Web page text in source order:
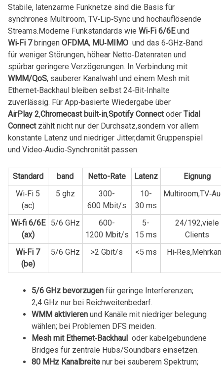
Stabile, latenzarme Funknetze sind ‌die Basis für
synchrones Multiroom, ​TV‑Lip‑Sync ⁣und hochauflösende
Streams.Moderne Funkstandards wie⁢ Wi‑Fi 6/6Eund
Wi‑Fi 7bringen OFDMA, MU‑MIMO‍ und das 6‑GHz‑Band
für‌ weniger Störungen, höhear Netto‑Datenraten und⁤
spürbar​ geringere Verzögerungen.⁢ In Verbindung‌ mit⁢
WMM/QoS, ⁢sauberer Kanalwahl und einem Mesh mit
Ethernet‑Backhaul bleiben⁤ selbst 24‑Bit‑Inhalte​
zuverlässig. Für App‑basierte Wiedergabe ⁤über
AirPlay 2,Chromecast built‑in,Spotify Connectoder Tidal⁣
Connectzählt nicht nur der⁢ Durchsatz,sondern ​vor allem
konstante Latenz und‌ niedriger Jitter,damit Gruppenspiel
und‍ Video‑Audio‑Synchronität passen.
Standard band Netto-Rate Latenz
Eignung
Wi‑Fi 5
(ac)
5 ghz
300-
600 Mbit/s
10-
30 ms
Wi‑fi 6/6E
‌(ax)
5/6 GHz
600-
1200 Mbit/s
5-
15 ms
24/192,viele‌
Clients
Wi‑Fi 7
(be)
5/6 GHz >2 Gbit/s <5 ms
5/6 GHz bevorzugenfür geringe Interferenzen;
2,4 GHz nur bei⁢ Reichweitenbedarf.
WMM aktivierenund ‍Kanäle mit niedriger belegung
wählen; bei Problemen DFS meiden.
Mesh mit ‌Ethernet‑Backhaul‍ oder⁤ kabelgebundene
Bridges ‌für zentrale Hubs/Soundbars‌ einsetzen.
80 MHz Kanalbreitenur bei⁣ sauberem Spektrum;​